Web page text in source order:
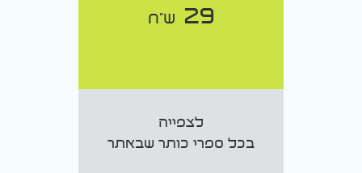
29 ש"ח
לצפייה
בכל ספרי כותר שבאתר